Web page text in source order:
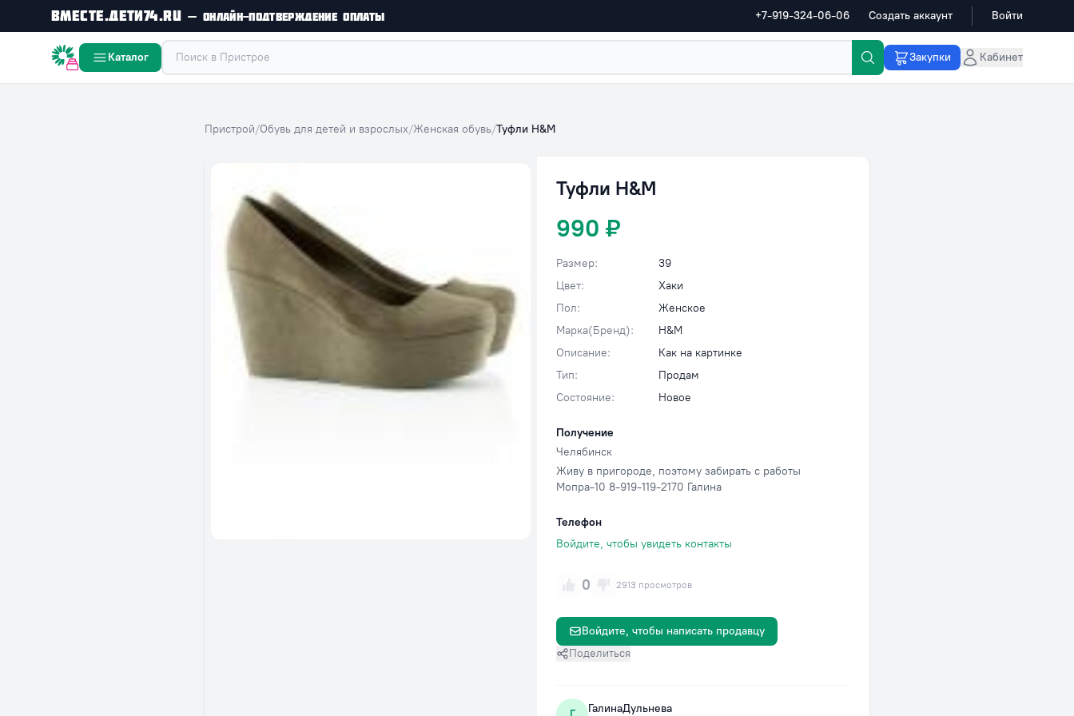
Вместе.Дети74.ru — онлайн-подтверждение оплаты +7-919-324-06-06 Создать аккаунт Войти
Вместе дешевле
Каталог Закупки Кабинет
Пристрой/Обувь для детей и взрослых/Женская обувь/Туфли Н&М
Туфли Н&М
990 ₽
Размер:
39
Цвет:
Хаки
Пол:
Женское
Марка(Бренд):
H&M
Описание:
Как на картинке
Тип:
Продам
Состояние:
Новое
Получение
Челябинск
Живу в пригороде, поэтому забирать с работы
Мопра-10 8-919-119-2170 Галина
Телефон
Войдите, чтобы увидеть контакты
0 2913 просмотров
Поделиться
Войдите, чтобы написать продавцу
ГалинаДульнева